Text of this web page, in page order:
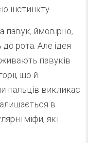
інстинкту.
павук, ймовірно,
рота. Але ідея
павуків
що й
пальців викликає
в
міфи, які